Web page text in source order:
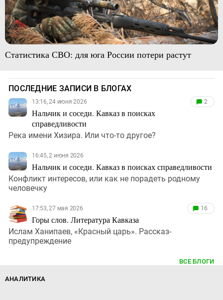
Статистика СВО: для юга России потери растут
ПОСЛЕДНИЕ ЗАПИСИ В БЛОГАХ
13:16, 24 июня 2026
Нальчик и соседи. Кавказ в поисках
справедливости
2
Река имени Хизира. Или что-то другое?
16:45, 2 июня 2026
Нальчик и соседи. Кавказ в поисках справедливости
Конфликт интересов, или как не порадеть родному
человечку
17:53, 27 мая 2026
Горы слов. Литература Кавказа
16
Ислам Ханипаев, «Красный царь». Рассказ-
предупреждение
ВСЕ БЛОГИ
АНАЛИТИКА